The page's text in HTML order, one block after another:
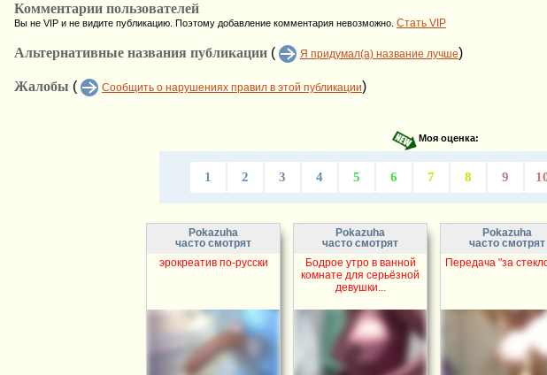
Комментарии пользователей
Вы не VIP и не видите публикацию. Поэтому добавление комментария невозможно. Стать VIP
Альтернативные названия публикации ( Я придумал(а) название лучше)
Жалобы ( Сообщить о нарушениях правил в этой публикации)
Моя оценка:
1 2 3 4 5 6 7 8 9
Pokazuha
часто смотрят
эрокреатив по-русски
Pokazuha
часто смотрят
Бодрое утро в ванной
комнате для серьёзной
девушки...
Pokazuha
часто смотрят
Передача "за